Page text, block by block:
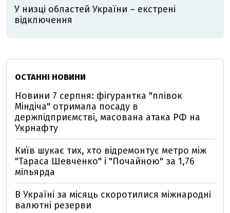
У низці областей України – екстрені
відключення
ОСТАННІ НОВИНИ
Новини 7 серпня: фігурантка "плівок
Міндіча" отримала посаду в
держпідприємстві, масована атака РФ на
Укрнафту
Київ шукає тих, хто відремонтує метро між
"Тараса Шевченко" і "Почайною" за 1,76
мільярда
В Україні за місяць скоротилися міжнародні
валютні резерви